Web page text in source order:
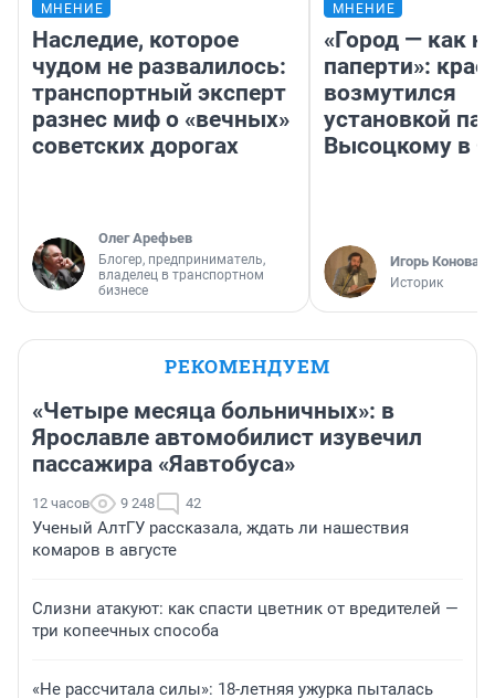
МНЕНИЕ
Наследие, которое
чудом не развалилось:
транспортный эксперт
разнес миф о «вечных»
советских дорогах
Олег Арефьев
Блогер, предприниматель,
владелец в транспортном
бизнесе
МНЕНИЕ
«Город — как
паперти»:
возмутился
установкой
Высоцкому в
Игорь
Историк
РЕКОМЕНДУЕМ
«Четыре месяца больничных»: в
Ярославле автомобилист изувечил
пассажира «Яавтобуса»
12 часов 9 248 42
Ученый АлтГУ рассказала, ждать ли нашествия
комаров в августе
Слизни атакуют: как спасти цветник от вредителей —
три копеечных способа
«Не рассчитала силы»: 18-летняя ужурка пыталась